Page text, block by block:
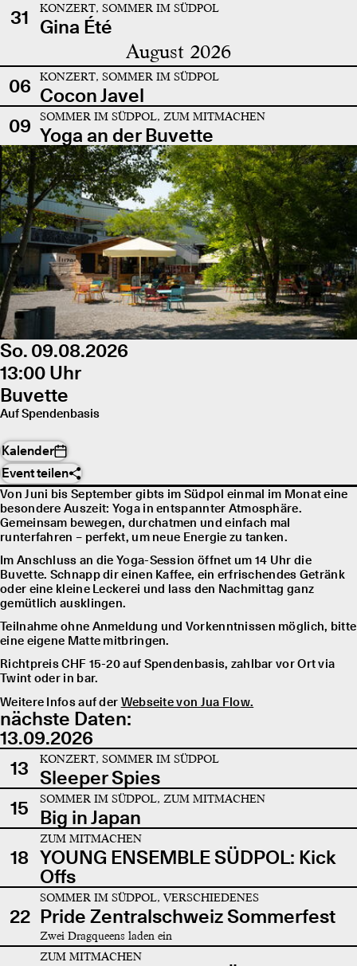
31
KONZERT, SOMMER IM SÜDPOL
Gina Été
August 2026
06 KONZERT, SOMMER IM SÜDPOL
Cocon Javel
09
SOMMER IM SÜDPOL, ZUM MITMACHEN
Yoga an der Buvette
So. 09.08.2026
13:00 Uhr
Buvette
Auf Spendenbasis
Kalender
Event teilen
Von Juni bis September gibts im Südpol einmal im Monat eine
besondere Auszeit: Yoga in entspannter Atmosphäre.
Gemeinsam bewegen, durchatmen und einfach mal
runterfahren – perfekt, um neue Energie zu tanken.
Im Anschluss an die Yoga-Session öffnet um 14 Uhr die
Buvette. Schnapp dir einen Kaffee, ein erfrischendes Getränk
oder eine kleine Leckerei und lass den Nachmittag ganz
gemütlich ausklingen.
Teilnahme ohne Anmeldung und Vorkenntnissen möglich, bitte
eine eigene Matte mitbringen.
Richtpreis CHF 15-20 auf Spendenbasis, zahlbar vor Ort via
Twint oder in bar.
Weitere Infos auf der Webseite von Jua Flow.
nächste Daten:
13.09.2026
13
KONZERT, SOMMER IM SÜDPOL
Sleeper Spies
15
SOMMER IM SÜDPOL, ZUM MITMACHEN
Big in Japan
18
ZUM MITMACHEN
YOUNG ENSEMBLE SÜDPOL: Kick
Offs
22
SOMMER IM SÜDPOL, VERSCHIEDENES
Pride Zentralschweiz Sommerfest
Zwei Dragqueens laden ein
ZUM MITMACHEN